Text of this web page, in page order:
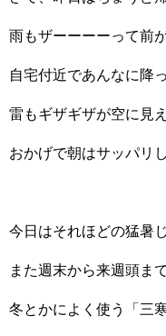
雨もザーーーーって前
自宅付近であんなに降
雷もギザギザが空に見
おかげで朝はサッパリ
今日はそれほどの猛暑
また週末から来週頭ま
冬とかによく使う「三